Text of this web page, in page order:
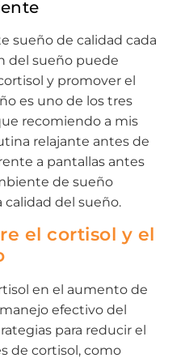
sueño de calidad cada
del sueño puede
y promover el
es uno de los tres
recomiendo a mis
relajante antes de
a pantallas antes
de sueño
del sueño.
el cortisol y el
en el aumento de
efectivo del
para reducir el
de cortisol, como